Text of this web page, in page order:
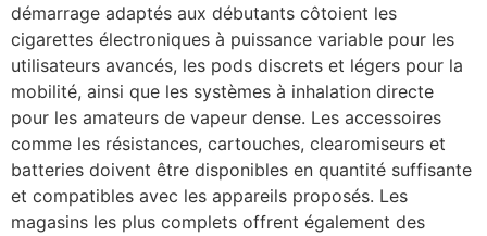
démarrage adaptés aux débutants côtoient les
cigarettes électroniques à puissance variable pour les
utilisateurs avancés, les pods discrets et légers pour la
mobilité, ainsi que les systèmes à inhalation directe
pour les amateurs de vapeur dense. Les accessoires
comme les résistances, cartouches, clearomiseurs et
batteries doivent être disponibles en quantité suffisante
et compatibles avec les appareils proposés. Les
magasins les plus complets offrent également des